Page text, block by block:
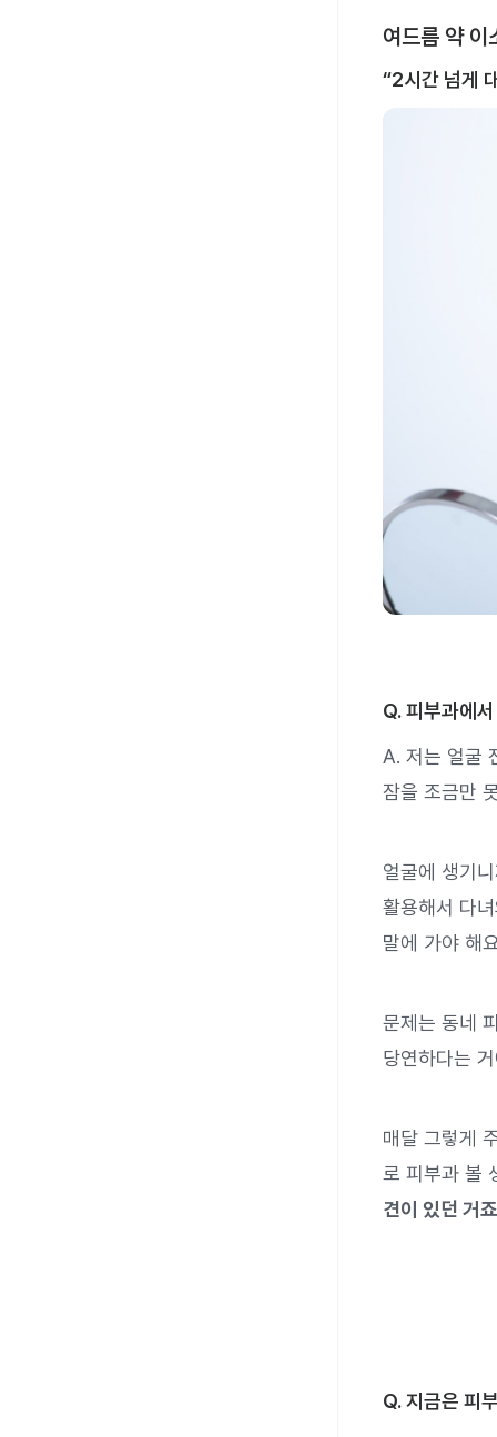
여드름 약 이
“2시간 넘게
Q. 피부과에
A. 저는 얼굴
잠을 조금만
얼굴에 생기
활용해서 다
말에 가야 해
문제는 동네
당연하다는
매달 그렇게
로 피부과 볼
견이 있던 거
Q. 지금은 피